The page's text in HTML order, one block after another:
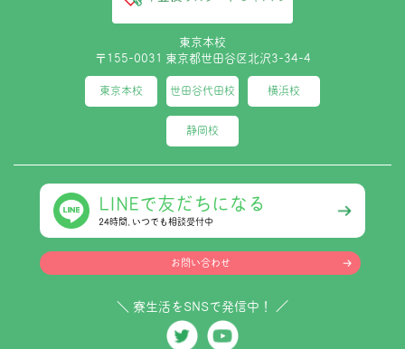
東京本校
〒155-0031 東京都世田谷区北沢3-34-4
東京本校 世田谷代田校 横浜校
静岡校
LINEで友だちになる
24時間､いつでも相談受付中
お問い合わせ
＼ 寮生活をSNSで発信中！ ／